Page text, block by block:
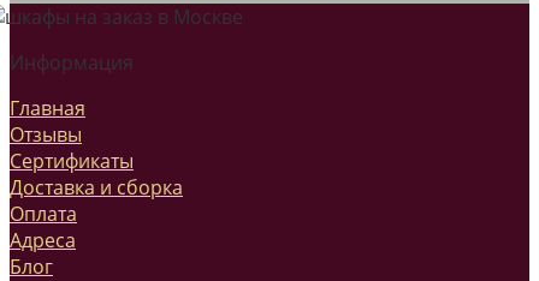
Информация
Главная
Отзывы
Сертификаты
Доставка и сборка
Оплата
Адреса
Блог